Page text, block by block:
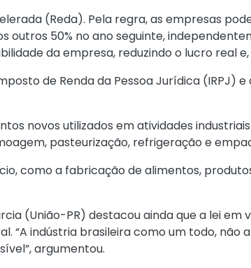
(Reda). Pela regra, as empresas
outros 50% no ano seguinte,
da empresa, reduzindo o lucro real
de Renda da Pessoa Jurídica (IRPJ)
novos utilizados em atividades
pasteurização, refrigeração e
como a fabricação de alimentos,
(União-PR) destacou ainda que a lei
“A indústria brasileira como um todo, não
argumentou.